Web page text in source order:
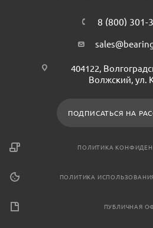
8 (800) 301-
404122,
Волжский, ул.
ПОДПИСАТЬСЯ НА
ПОЛИТИКА
ПОЛИТИКА
ПУБЛИЧНАЯ